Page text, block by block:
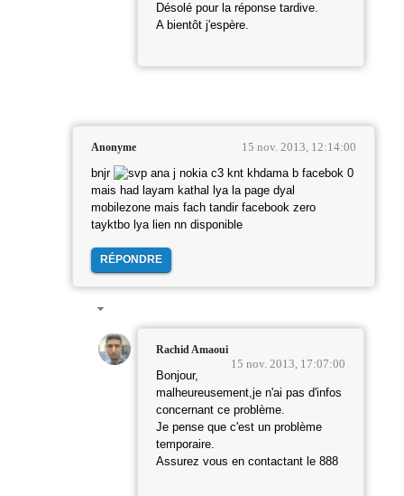
Désolé pour la réponse tardive.
A bientôt j'espère.
Anonyme 15 nov. 2013, 12:14:00
bnjr
ana j nokia c3 knt khdama b facebok 0
mais had layam kathal lya la page dyal
mobilezone mais fach tandir facebook zero
tayktbo lya lien nn disponible
RÉPONDRE
Rachid Amaoui
15 nov. 2013, 17:07:00
Bonjour,
malheureusement,je n'ai pas d'infos
concernant ce problème.
Je pense que c'est un problème
temporaire.
Assurez vous en contactant le 888